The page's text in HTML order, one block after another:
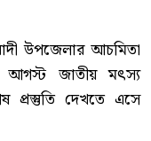
উপজেলার আচমিতা
আগস্ট জাতীয় মৎস্য
প্রস্তুতি দেখতে এসে